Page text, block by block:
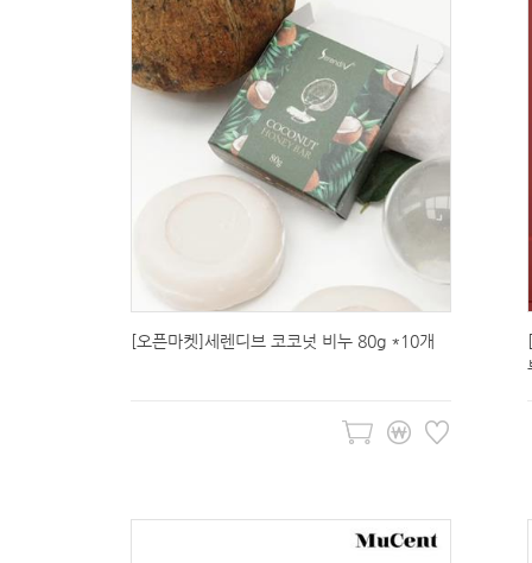
[오픈마켓]세렌디브 코코넛 비누 80g *10개